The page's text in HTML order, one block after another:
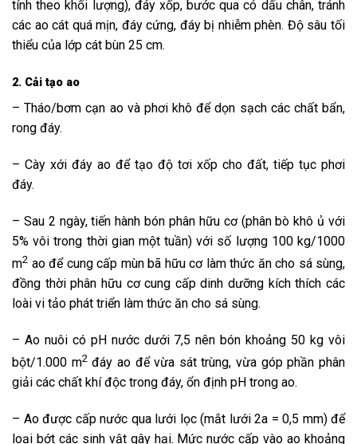
tính theo khối lượng), đáy xốp, bước qua có dấu chân, tránh
các ao cát quá mịn, đáy cứng, đáy bị nhiễm phèn. Độ sâu tối
thiểu của lớp cát bùn 25 cm.
2. Cải tạo ao
– Tháo/bơm cạn ao và phơi khô để dọn sạch các chất bẩn,
rong đáy.
– Cày xới đáy ao để tạo độ tơi xốp cho đất, tiếp tục phơi
đáy.
– Sau 2 ngày, tiến hành bón phân hữu cơ (phân bò khô ủ với
5% vôi trong thời gian một tuần) với số lượng 100 kg/1000
m2 ao để cung cấp mùn bã hữu cơ làm thức ăn cho sá sùng,
đồng thời phân hữu cơ cung cấp dinh dưỡng kích thích các
loài vi tảo phát triển làm thức ăn cho sá sùng.
– Ao nuôi có pH nước dưới 7,5 nên bón khoảng 50 kg vôi
bột/1.000 m2đáy ao để vừa sát trùng, vừa góp phần phân
giải các chất khí độc trong đáy, ổn định pH trong ao.
– Ao được cấp nước qua lưới lọc (mắt lưới 2a = 0,5 mm) để
loại bớt các sinh vật gây hại. Mức nước cấp vào ao khoảng